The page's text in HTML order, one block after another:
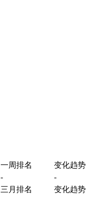
一周排名
变化趋势
-
-
三月排名
变化趋势